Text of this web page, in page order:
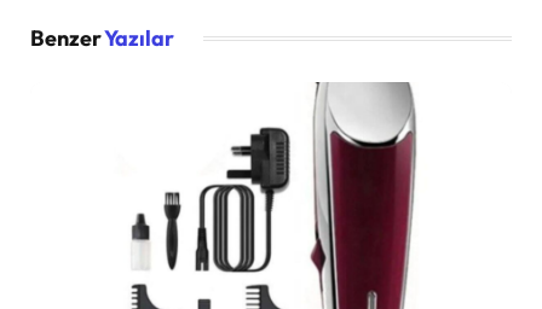
BenzerYazılar